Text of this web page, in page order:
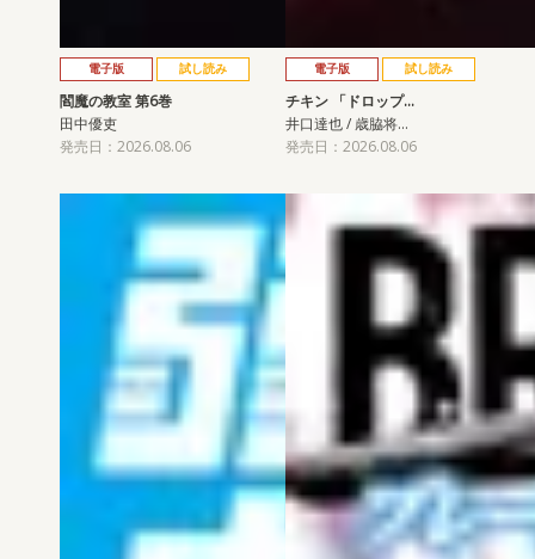
電子版 試し読み
閻魔の教室 第6巻
田中優吏
発売日：2026.08.06
電子版 試し読み
チキン 「ドロップ…
井口達也 / 歳脇将…
発売日：2026.08.06